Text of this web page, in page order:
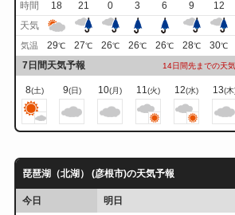
時間
18 21 0 3 6 9 12
天気
気温 29℃ 27℃ 26℃ 26℃ 26℃ 28℃ 30℃
7日間天気予報 14日間先までの天
8(土) 9(日) 10(月) 11 (火) 12(水) 13(
琵琶湖（北湖） (彦根市)の天気予報
今日
明日